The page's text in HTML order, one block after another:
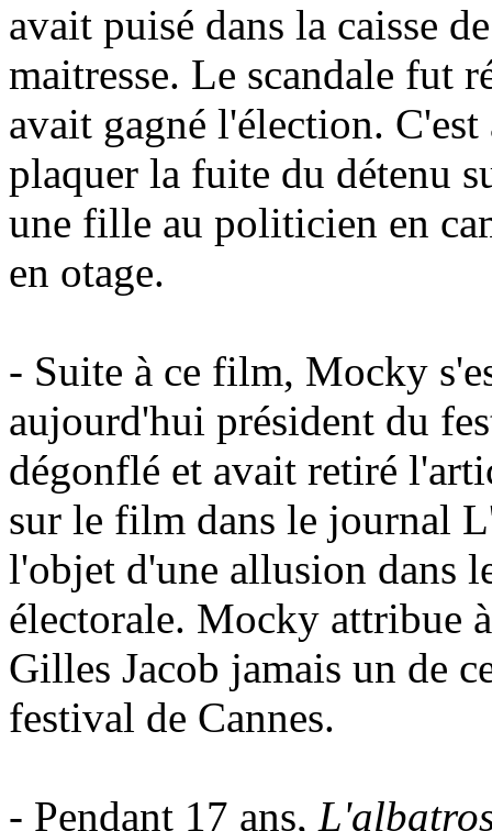
avait puisé dans la caisse
maitresse. Le scandale fut
avait gagné l'élection.
plaquer la fuite du détenu
une fille au politicien en
en otage.
- Suite à ce film, Mocky
aujourd'hui président du
dégonflé et avait retiré
sur le film dans le journal
l'objet d'une allusion dans
électorale. Mocky attribue
Gilles Jacob jamais un de
festival de Cannes.
- Pendant 17 ans,